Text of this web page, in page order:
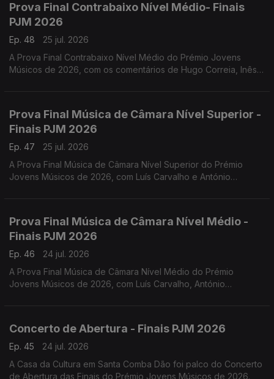
Prova Final Contrabaixo Nível Médio- Finais
PJM 2026
Ep. 48
25 jul. 2026
A Prova Final Contrabaixo Nível Médio do Prémio Jovens
Músicos de 2026, com os comentários de Hugo Correia, Inês
Prova Final Música de Câmara Nível Superior -
Finais PJM 2026
Ep. 47
25 jul. 2026
A Prova Final Música de Câmara Nível Superior do Prémio
Jovens Músicos de 2026, com Luís Carvalho e António
Prova Final Música de Câmara Nível Médio -
Finais PJM 2026
Ep. 46
24 jul. 2026
A Prova Final Música de Câmara Nível Médio do Prémio
Jovens Músicos de 2026, com Luís Carvalho, António
Concerto de Abertura - Finais PJM 2026
Ep. 45
24 jul. 2026
A Casa da Cultura em Santa Comba Dão foi palco do Concerto
de Abertura das Finais do Prémio Jovens Músicos de 2026.